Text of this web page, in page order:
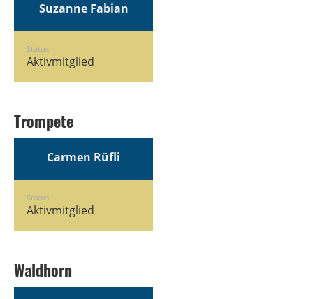
Suzanne Fabian
Status
Aktivmitglied
Trompete
Carmen Rüfli
Status
Aktivmitglied
Waldhorn